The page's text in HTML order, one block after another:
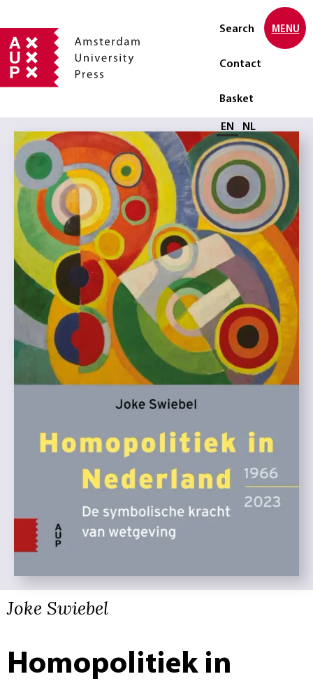
Search
Contact
Basket
Select language
EN NL
MENU
Joke Swiebel
Homopolitiek in